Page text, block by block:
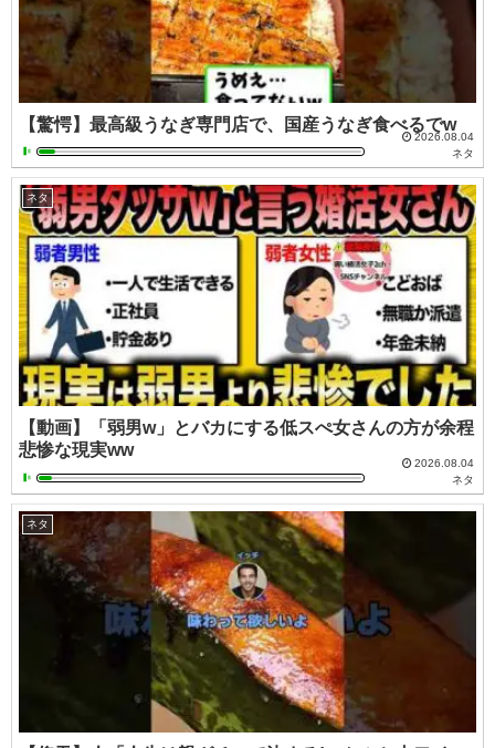
【驚愕】最高級うなぎ専門店で、国産うなぎ食べるでw
2026.08.04
ネタ
ネタ
【動画】「弱男w」とバカにする低スぺ女さんの方が余程
悲惨な現実ww
2026.08.04
ネタ
ネタ